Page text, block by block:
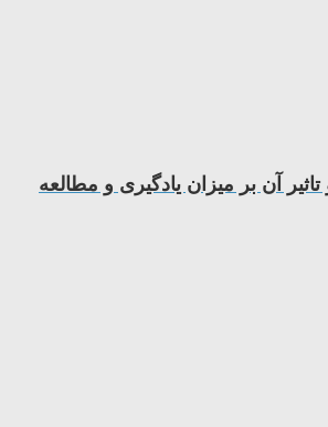
آن بر میزان یادگیری و مطالعه